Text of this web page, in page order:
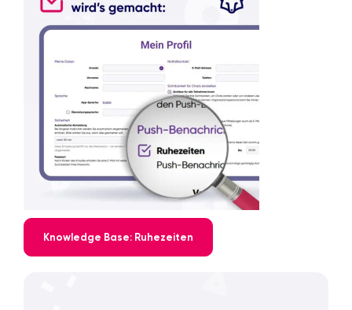
Knowledge Base: Ruhezeiten